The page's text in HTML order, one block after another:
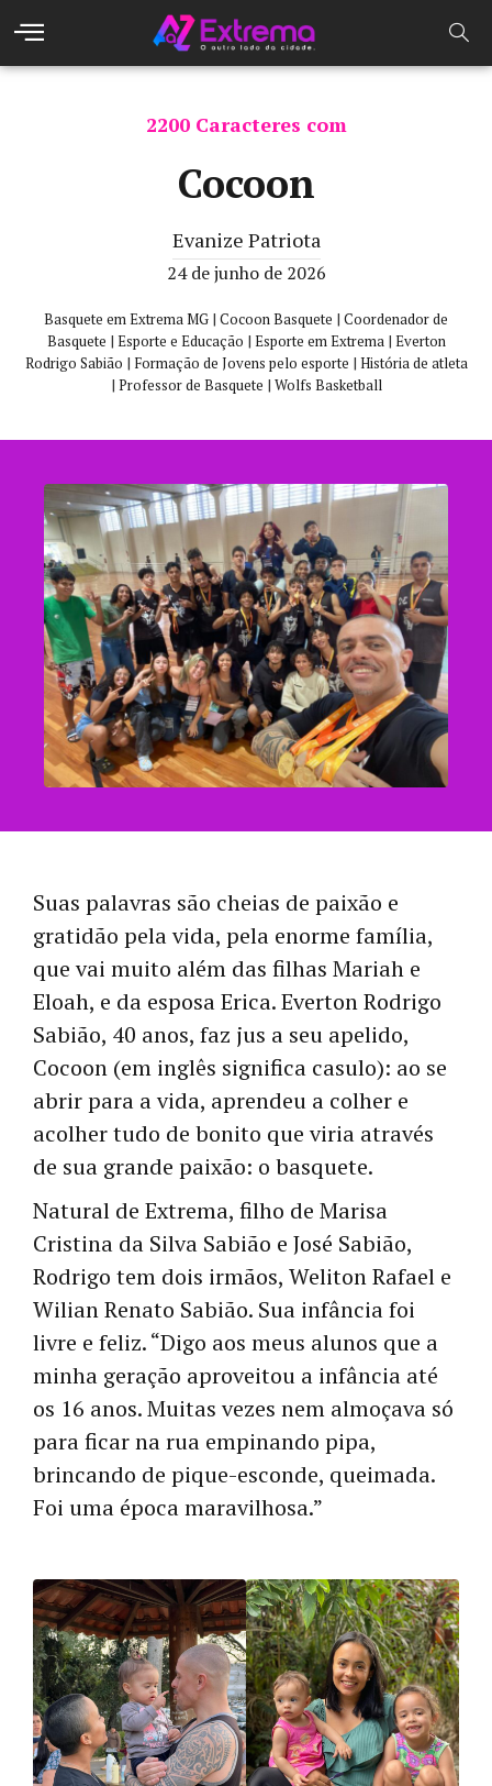
2200 Caracteres com
Cocoon
Evanize Patriota
24 de junho de 2026
Basquete em Extrema MG | Cocoon Basquete | Coordenador de
Basquete | Esporte e Educação | Esporte em Extrema| Everton
Rodrigo Sabião | Formação de Jovens pelo esporte | História de atleta
| Professor de Basquete | Wolfs Basketball
Suas palavras são cheias de paixão e
gratidão pela vida, pela enorme família,
que vai muito além das filhas Mariah e
Eloah, e da esposa Erica. Everton Rodrigo
Sabião, 40 anos, faz jus a seu apelido,
Cocoon (em inglês significa casulo): ao se
abrir para a vida, aprendeu a colher e
acolher tudo de bonito que viria através
de sua grande paixão: o basquete.
Natural de Extrema, filho de Marisa
Cristina da Silva Sabião e José Sabião,
Rodrigo tem dois irmãos, Weliton Rafael e
Wilian Renato Sabião. Sua infância foi
livre e feliz. “Digo aos meus alunos que a
minha geração aproveitou a infância até
os 16 anos. Muitas vezes nem almoçava só
para ficar na rua empinando pipa,
brincando de pique-esconde, queimada.
Foi uma época maravilhosa.”